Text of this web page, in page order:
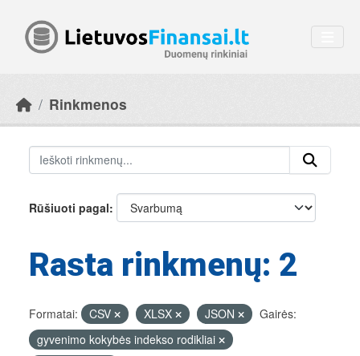
Rinkmenos
Rūšiuoti pagal
Rasta rinkmenų: 2
Formatai: CSV XLSX JSON
Gairės:
gyvenimo kokybės indekso rodikliai